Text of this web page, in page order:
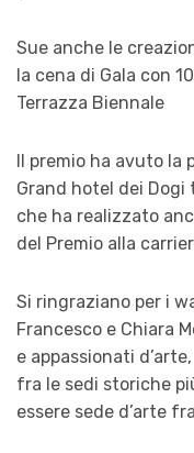
Sue anche le
la cena di Gala con
Terrazza Biennale
Il premio ha avuto
Grand hotel dei Dogi
che ha realizzato
del Premio alla
Si ringraziano per i
Francesco e Chiara
e appassionati
fra le sedi storiche
essere sede d’arte